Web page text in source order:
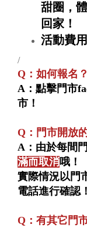
甜圈，
回家！
活動費
/
Q：如何報名？
A：點擊門市
市！
Q：門市開放
A：由於每間
滿而取消哦！
實際情況以門
電話進行確認！
Q：有其它門